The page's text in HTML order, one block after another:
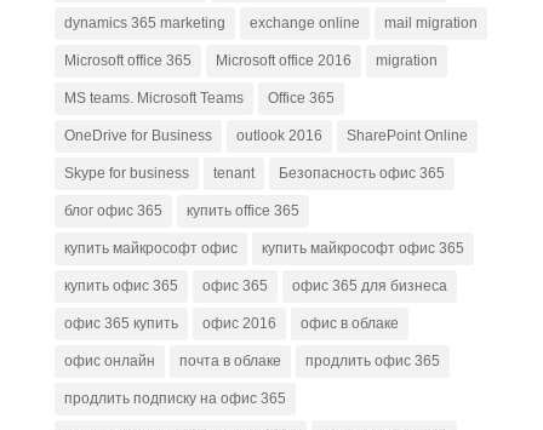
dynamics 365 marketing exchange online mail migration
Microsoft office 365 Microsoft office 2016 migration
MS teams. Microsoft Teams Office 365
OneDrive for Business outlook 2016 SharePoint Online
Skype for business tenant Безопасность офис 365
блог офис 365 купить office 365
купить майкрософт офис купить майкрософт офис 365
купить офис 365 офис 365 офис 365 для бизнеса
офис 365 купить офис 2016 офис в облаке
офис онлайн почта в облаке продлить офис 365
продлить подписку на офис 365